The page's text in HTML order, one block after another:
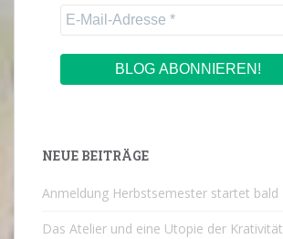
NEUE BEITRÄGE
Anmeldung Herbstsemester startet bald
Das Atelier und eine Utopie der Krativität